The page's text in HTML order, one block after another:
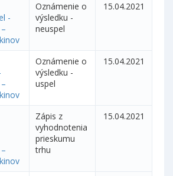
-
Oznámenie o
výsledku -
neuspel
15.04.2021
Oznámenie o
výsledku -
uspel
15.04.2021
Zápis z
vyhodnotenia
prieskumu
trhu
15.04.2021